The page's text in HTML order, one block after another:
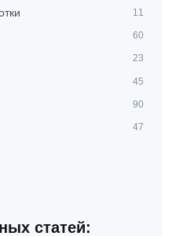
11
60
23
45
90
47
статей: